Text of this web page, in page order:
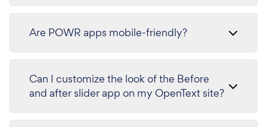
Are POWR apps mobile-friendly?
Can I customize the look of the Before
and after slider app on my OpenText site?